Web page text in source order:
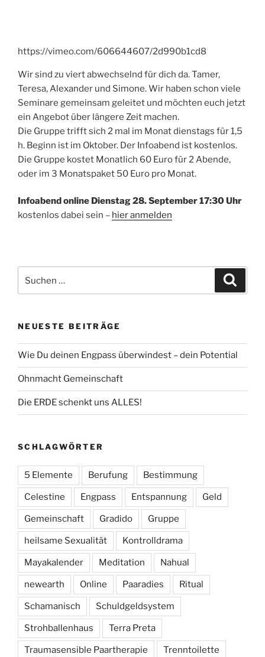
https://vimeo.com/606644607/2d990b1cd8
Wir sind zu viert abwechselnd für dich da. Tamer,
Teresa, Alexander und Simone. Wir haben schon viele
Seminare gemeinsam geleitet und möchten euch jetzt
ein Angebot über längere Zeit machen.
Die Gruppe trifft sich 2 mal im Monat dienstags für 1,5
h. Beginn ist im Oktober. Der Infoabend ist kostenlos.
Die Gruppe kostet Monatlich 60 Euro für 2 Abende,
oder im 3 Monatspaket 50 Euro pro Monat.
Infoabend online Dienstag 28. September 17:30 Uhr
kostenlos dabei sein – hier anmelden
nach:
NEUESTE BEITRÄGE
Wie Du deinen Engpass überwindest – dein Potential
Ohnmacht Gemeinschaft
Die ERDE schenkt uns ALLES!
SCHLAGWÖRTER
5 Elemente Berufung Bestimmung
Celestine Engpass Entspannung Geld
Gemeinschaft Gradido Gruppe
heilsame Sexualität Kontrolldrama
Mayakalender Meditation Nahual
newearth Online Paaradies Ritual
Schamanisch Schuldgeldsystem
Strohballenhaus Terra Preta
Traumasensible Paartherapie Trenntoilette